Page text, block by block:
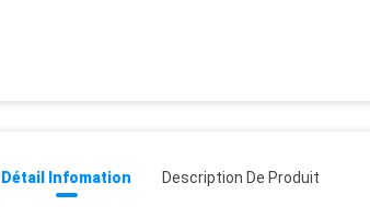
Détail Infomation Description De Produit